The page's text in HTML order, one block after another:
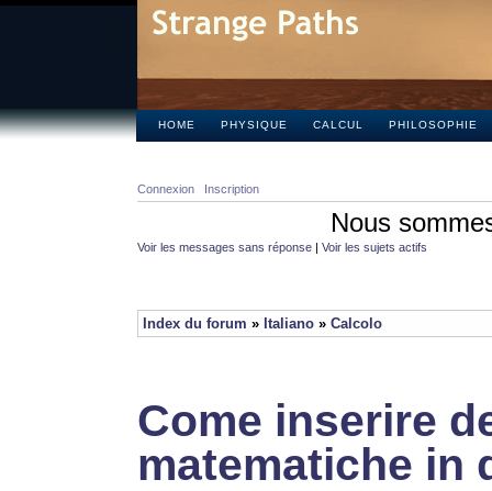
HOME PHYSIQUE CALCUL PHILOSOPHIE
Connexion Inscription
Nous
Voir les messages sans réponse | Voir les sujets actifs
Index du forum » Italiano » Calcolo
Come inserire
matematiche in